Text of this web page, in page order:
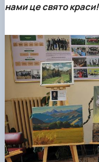
нами це свято краси!